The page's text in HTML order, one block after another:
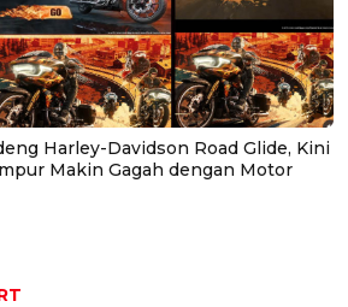
Harley-Davidson Road Glide, Kini
Makin Gagah dengan Motor